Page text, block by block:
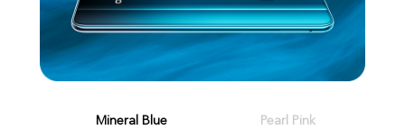
Mineral Blue Pearl Pink